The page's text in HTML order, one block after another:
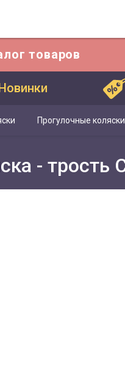
товаров
Прогулочные коляски
- трость